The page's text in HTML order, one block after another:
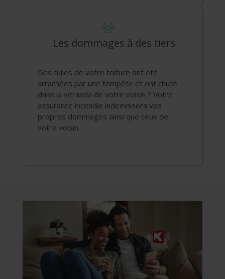
Les dommages à des tiers
Des tuiles de votre toiture ont été
arrachées par une tempête et ont chuté
dans la véranda de votre voisin ? Votre
assurance incendie indemnisera vos
propres dommages ainsi que ceux de
votre voisin.